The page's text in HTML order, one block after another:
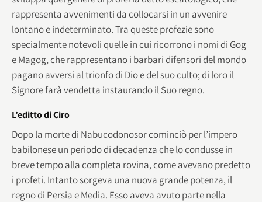
rappresenta avvenimenti da collocarsi in un avvenire
lontano e indeterminato. Tra queste profezie sono
specialmente notevoli quelle in cui ricorrono i nomi di Gog
e Magog, che rappresentano i barbari difensori del mondo
pagano avversi al trionfo di Dio e del suo culto; di loro il
Signore farà vendetta instaurando il Suo regno.
L’editto di Ciro
Dopo la morte di Nabucodonosor cominciò per l’impero
babilonese un periodo di decadenza che lo condusse in
breve tempo alla completa rovina, come avevano predetto
i profeti. Intanto sorgeva una nuova grande potenza, il
regno di Persia e Media. Esso aveva avuto parte nella